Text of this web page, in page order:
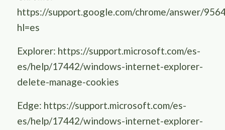
https://support.google.com/chrome/answer/
hl=es
Explorer: https://support.microsoft.com/es-
es/help/17442/windows-internet-explorer-
delete-manage-cookies
Edge: https://support.microsoft.com/es-
es/help/17442/windows-internet-explorer-